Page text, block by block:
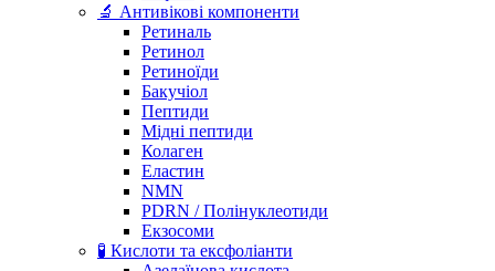
🔬 Антивікові компоненти
Ретиналь
Ретинол
Ретиноїди
Бакучіол
Пептиди
Мідні пептиди
Колаген
Еластин
NMN
PDRN / Полінуклеотиди
Екзосоми
🧪 Кислоти та ексфоліанти